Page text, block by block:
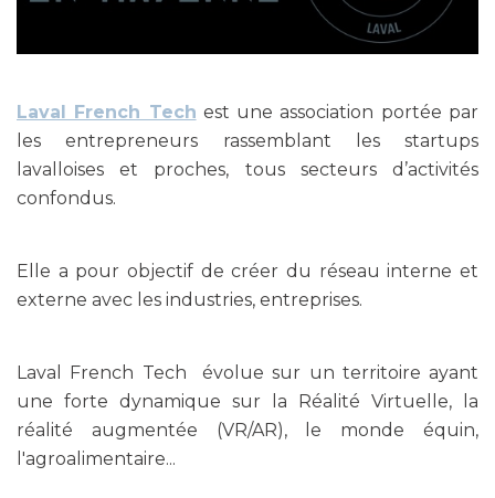
Laval French Tech est une association portée par
les entrepreneurs rassemblant les startups
lavalloises et proches, tous secteurs d’activités
confondus.
Elle a pour objectif de créer du réseau interne et
externe avec les industries, entreprises.
Laval French Tech évolue sur un territoire ayant
une forte dynamique sur la Réalité Virtuelle, la
réalité augmentée (VR/AR), le monde équin,
l'agroalimentaire...